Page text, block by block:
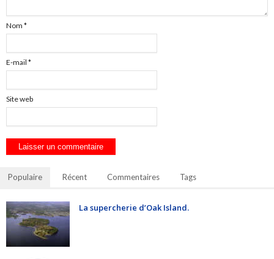
Nom *
E-mail *
Site web
Populaire Récent Commentaires Tags
La supercherie d’Oak Island.